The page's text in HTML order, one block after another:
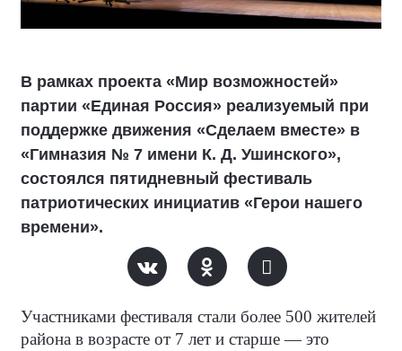
В рамках проекта «Мир возможностей»
партии «Единая Россия» реализуемый при
поддержке движения «Сделаем вместе» в
«Гимназия № 7 имени К. Д. Ушинского»,
состоялся пятидневный фестиваль
патриотических инициатив «Герои нашего
времени».
Участниками фестиваля стали более 500 жителей
района в возрасте от 7 лет и старше — это